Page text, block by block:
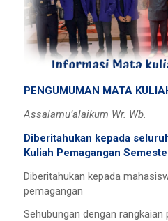
PENGUMUMAN MATA
Assalamu’alaikum Wr. Wb.
Diberitahukan kepada
Kuliah Pemagangan
Diberitahukan kepada
pemagangan
Sehubungan dengan rangkaian